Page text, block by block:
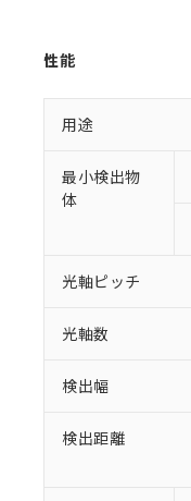
性能
用途
最小検出物
体
光軸ピッチ
光軸数
検出幅
検出距離